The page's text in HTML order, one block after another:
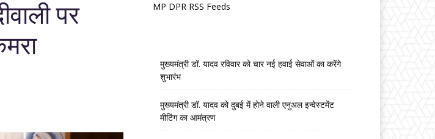
पर
MP DPR RSS Feeds
मुख्यमंत्री डॉ. यादव रविवार को चार नई हवाई सेवाओं का करेंगे
शुभारंभ
मुख्यमंत्री डॉ. यादव को दुबई में होने वाली एनुअल इन्वेस्टमेंट
मीटिंग का आमंत्रण